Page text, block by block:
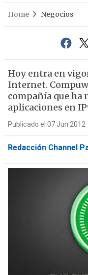
Home Negocios
Hoy entra en
Internet.
compañía que ha
aplicaciones en
Publicado el 07 Jun 2012
Redacción Channel